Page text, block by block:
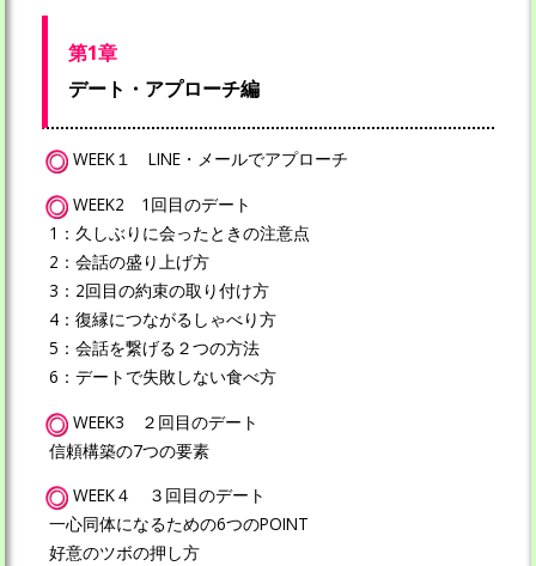
第1章
デート・アプローチ編
WEEK１ LINE・メールでアプローチ
WEEK2 1回目のデート
1：久しぶりに会ったときの注意点
2：会話の盛り上げ方
3：2回目の約束の取り付け方
4：復縁につながるしゃべり方
5：会話を繋げる２つの方法
6：デートで失敗しない食べ方
WEEK3 ２回目のデート
信頼構築の7つの要素
WEEK４ ３回目のデート
一心同体になるための6つのPOINT
好意のツボの押し方